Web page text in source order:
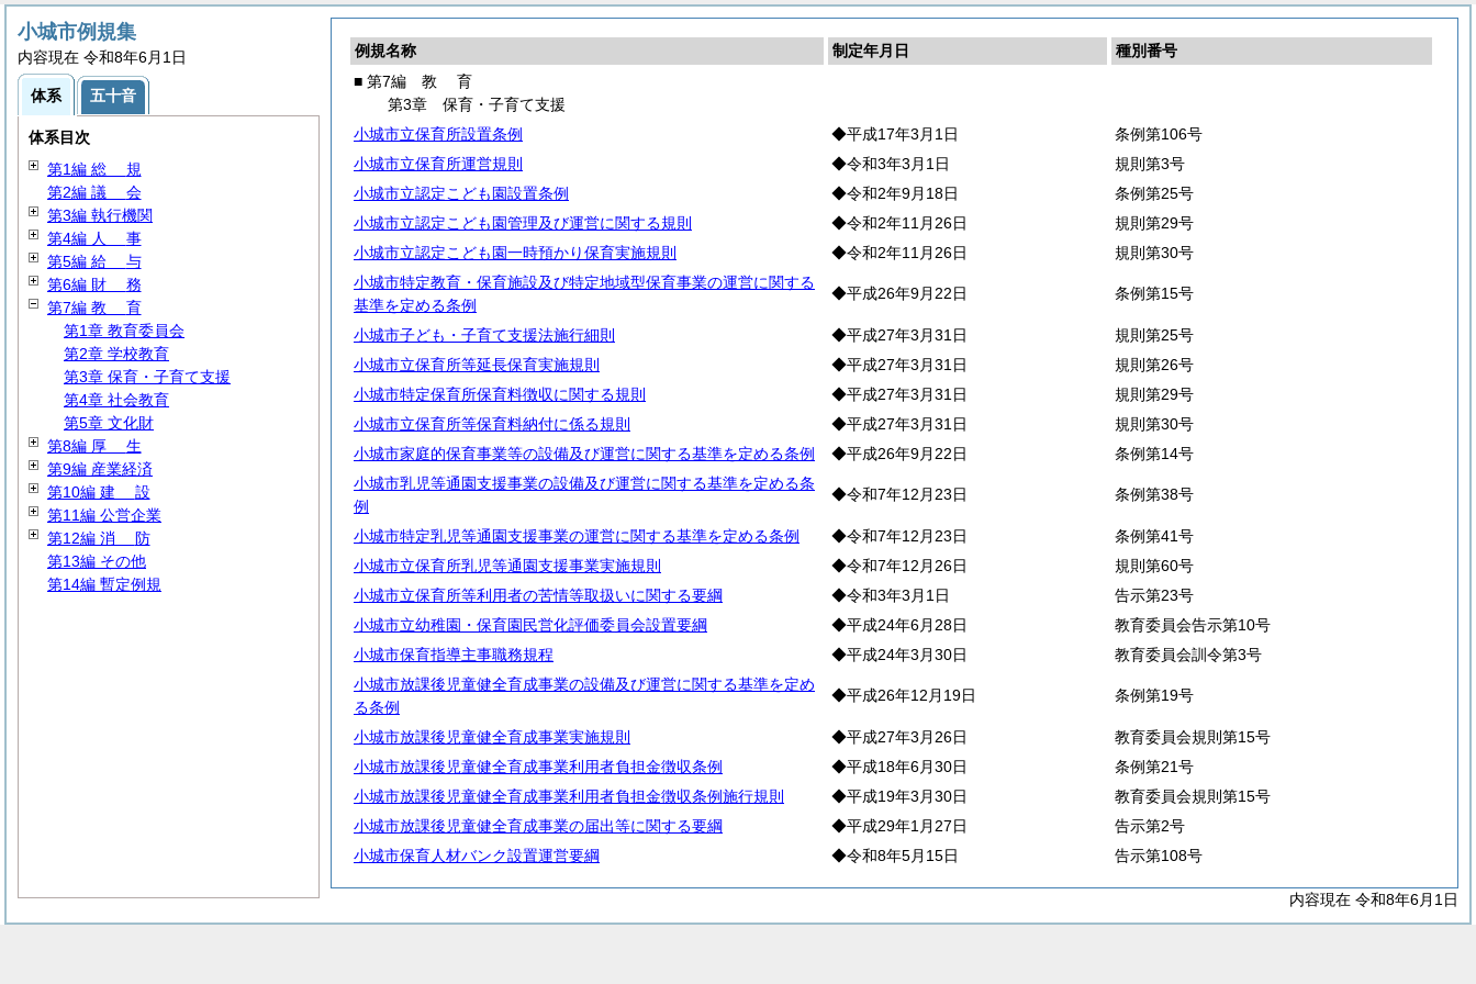
例規名称 制定年月日
種別番号
■ 第7編 教 育
第3章 保育・子育て支援
小城市立保育所設置条例
◆平成17年3月1日
条例第106号
小城市立保育所運営規則
◆令和3年3月1日
規則第3号
小城市立認定こども園設置条例
◆令和2年9月18日
条例第25号
小城市立認定こども園管理及び運営に関する規則
◆令和2年11月26日
規則第29号
小城市立認定こども園一時預かり保育実施規則
◆令和2年11月26日
規則第30号
小城市特定教育・保育施設及び特定地域型保育事業の運営に関する
基準を定める条例
◆平成26年9月22日 条例第15号
小城市子ども・子育て支援法施行細則 ◆平成27年3月31日
規則第25号
小城市立保育所等延長保育実施規則
◆平成27年3月31日
規則第26号
小城市特定保育所保育料徴収に関する規則
◆平成27年3月31日
規則第29号
小城市立保育所等保育料納付に係る規則
◆平成27年3月31日
規則第30号
小城市家庭的保育事業等の設備及び運営に関する基準を定める条例
◆平成26年9月22日
条例第14号
小城市乳児等通園支援事業の設備及び運営に関する基準を定める条
例
◆令和7年12月23日 条例第38号
小城市特定乳児等通園支援事業の運営に関する基準を定める条例 ◆令和7年12月23日
条例第41号
小城市立保育所乳児等通園支援事業実施規則
◆令和7年12月26日
規則第60号
小城市立保育所等利用者の苦情等取扱いに関する要綱
◆令和3年3月1日
告示第23号
小城市立幼稚園・保育園民営化評価委員会設置要綱
◆平成24年6月28日
教育委員会告示第10号
小城市保育指導主事職務規程
◆平成24年3月30日
教育委員会訓令第3号
小城市放課後児童健全育成事業の設備及び運営に関する基準を定め
る条例
◆平成26年12月19日 条例第19号
小城市放課後児童健全育成事業実施規則 ◆平成27年3月26日
教育委員会規則第15号
小城市放課後児童健全育成事業利用者負担金徴収条例
◆平成18年6月30日
条例第21号
小城市放課後児童健全育成事業利用者負担金徴収条例施行規則
◆平成19年3月30日
教育委員会規則第15号
小城市放課後児童健全育成事業の届出等に関する要綱
◆平成29年1月27日
告示第2号
小城市保育人材バンク設置運営要綱
◆令和8年5月15日 告示第108号
内容現在 令和8年6月1日
小城市例規集
内容現在 令和8年6月1日
体系 五十音
体系目次
第1編 総 規
第2編 議 会
第3編 執行機関
第4編 人 事
第5編 給 与
第6編 財 務
第7編 教 育
第1章 教育委員会
第2章 学校教育
第3章 保育・子育て支援
第4章 社会教育
第5章 文化財
第8編 厚 生
第9編 産業経済
第10編 建 設
第11編 公営企業
第12編 消 防
第13編 その他
第14編 暫定例規